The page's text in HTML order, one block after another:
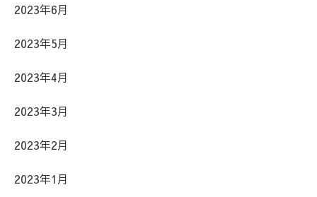
2023年6月
2023年5月
2023年4月
2023年3月
2023年2月
2023年1月